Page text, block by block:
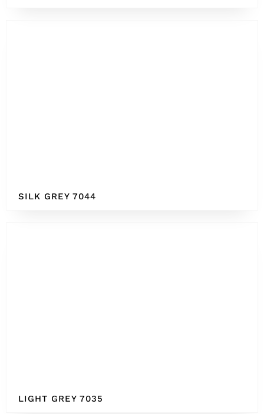
SILK GREY 7044
LIGHT GREY 7035